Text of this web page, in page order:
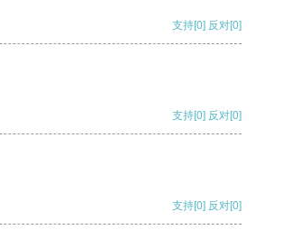
支持[0] 反对[0]
支持[0] 反对[0]
支持[0] 反对[0]